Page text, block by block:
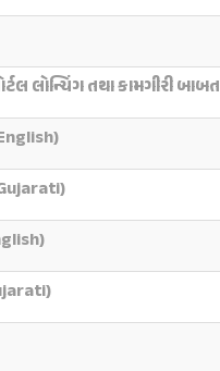
લોન્ચિંગ તથા કામગીરી બાબત